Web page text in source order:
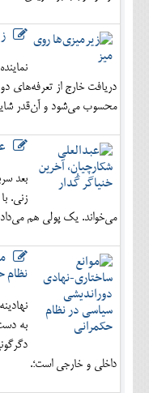
دریافت خارج از تعرفه‌های
محسوب می‌شود و آن‌قدر
بعد
زنی.
می‌خواند. یک پولی هم
نظام
به
داخلی و خارجی است؛.